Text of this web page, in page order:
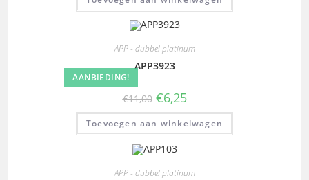
AANBIEDING!
APP - dubbel platinum
APP3923
€11,00 €6,25
Toevoegen aan winkelwagen
APP - dubbel platinum